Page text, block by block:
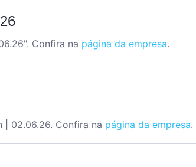
". Confira na página da empresa.
| 02.06.26. Confira na página da empresa.